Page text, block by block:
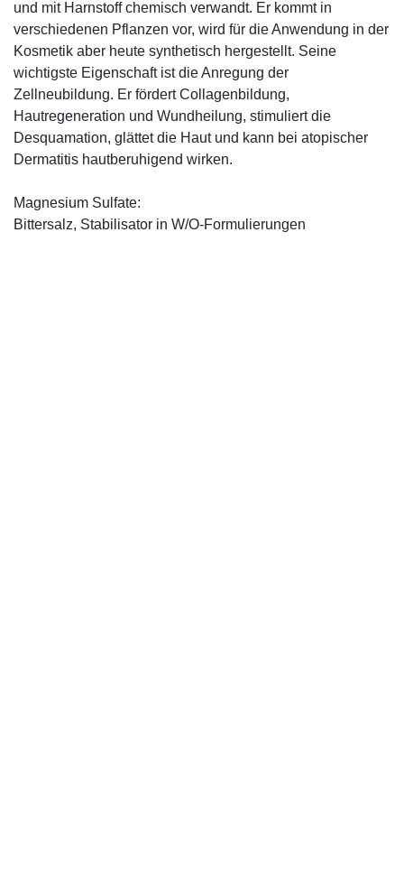
und mit Harnstoff chemisch verwandt. Er kommt in
verschiedenen Pflanzen vor, wird für die Anwendung in der
Kosmetik aber heute synthetisch hergestellt. Seine
wichtigste Eigenschaft ist die Anregung der
Zellneubildung. Er fördert Collagenbildung,
Hautregeneration und Wundheilung, stimuliert die
Desquamation, glättet die Haut und kann bei atopischer
Dermatitis hautberuhigend wirken.
Magnesium Sulfate:
Bittersalz, Stabilisator in W/O-Formulierungen